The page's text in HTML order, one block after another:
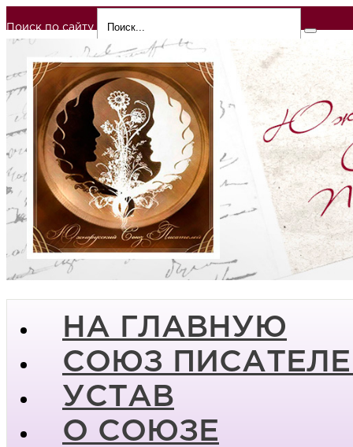
Поиск по сайту
НА ГЛАВНУЮ
СОЮЗ
УСТАВ
О СОЮЗЕ